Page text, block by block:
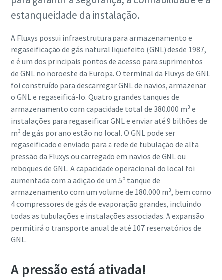
estanqueidade da instalação.
A Fluxys possui infraestrutura para armazenamento e
regaseificação de gás natural liquefeito (GNL) desde 1987,
e é um dos principais pontos de acesso para suprimentos
de GNL no noroeste da Europa. O terminal da Fluxys de GNL
foi construído para descarregar GNL de navios, armazenar
o GNL e regaseificá-lo. Quatro grandes tanques de
armazenamento com capacidade total de 380.000 m³ e
instalações para regaseificar GNL e enviar até 9 bilhões de
m³ de gás por ano estão no local. O GNL pode ser
regaseificado e enviado para a rede de tubulação de alta
pressão da Fluxys ou carregado em navios de GNL ou
reboques de GNL. A capacidade operacional do local foi
aumentada com a adição de um 5otanque de
armazenamento com um volume de 180.000 m³, bem como
4 compressores de gás de evaporação grandes, incluindo
todas as tubulações e instalações associadas. A expansão
permitirá o transporte anual de até 107 reservatórios de
GNL.
A pressão está ativada!